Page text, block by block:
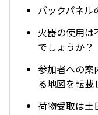
バックパネル
火器の使用は
でしょうか？
参加者への案
る地図を転載
荷物受取は土